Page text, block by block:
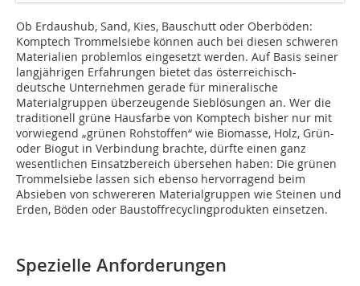
Ob Erdaushub, Sand, Kies, Bauschutt oder Oberböden:
Komptech Trommelsiebe können auch bei diesen schweren
Materialien problemlos eingesetzt werden. Auf Basis seiner
langjährigen Erfahrungen bietet das österreichisch-
deutsche Unternehmen gerade für mineralische
Materialgruppen überzeugende Sieblösungen an. Wer die
traditionell grüne Hausfarbe von Komptech bisher nur mit
vorwiegend „grünen Rohstoffen“ wie Biomasse, Holz, Grün-
oder Biogut in Verbindung brachte, dürfte einen ganz
wesentlichen Einsatzbereich übersehen haben: Die grünen
Trommelsiebe lassen sich ebenso hervorragend beim
Absieben von schwereren Materialgruppen wie Steinen und
Erden, Böden oder Baustoffrecyclingprodukten einsetzen.
Spezielle Anforderungen